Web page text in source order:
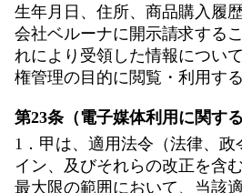
生年月日、住所、商品購入履
会社ベルーナに開示請求する
れにより受領した情報につい
権管理の目的に閲覧・利用す
第23条（電子媒体利用に関する
1．甲は、適用法令（法律、政
イン、及びそれらの改正を含
最大限の範囲において、当該